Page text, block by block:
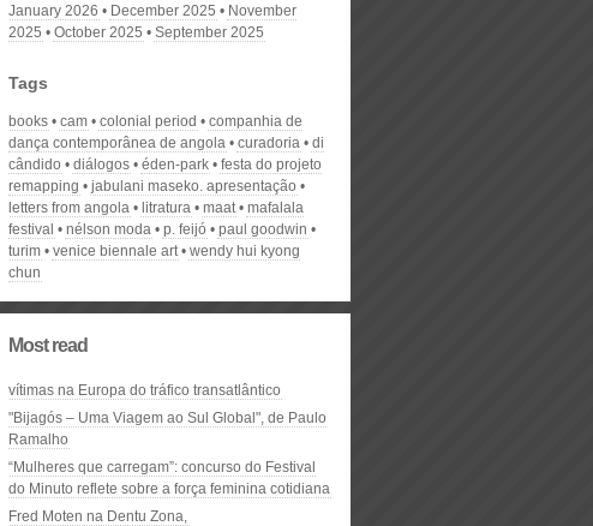
January 2026
December 2025
November
2025
October 2025 September 2025
Tags
books cam colonial period
companhia de
dança contemporânea de angola
curadoria
di
cândido
diálogos éden-park
festa do projeto
remapping
jabulani maseko. apresentação
letters from angola
litratura maat
mafalala
festival
nélson moda p. feijó
paul goodwin
turim
venice biennale art
wendy hui kyong
chun
Most read
vítimas na Europa do tráfico transatlântico
"Bijagós – Uma Viagem ao Sul Global", de Paulo
Ramalho
“Mulheres que carregam”: concurso do Festival
do Minuto reflete sobre a força feminina cotidiana
Fred Moten na Dentu Zona,